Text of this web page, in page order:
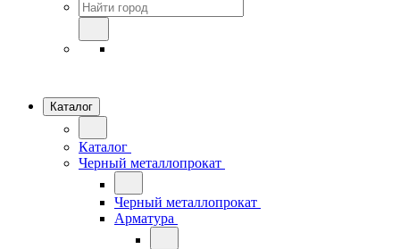
Каталог
Каталог
Черный металлопрокат
Черный металлопрокат
Арматура